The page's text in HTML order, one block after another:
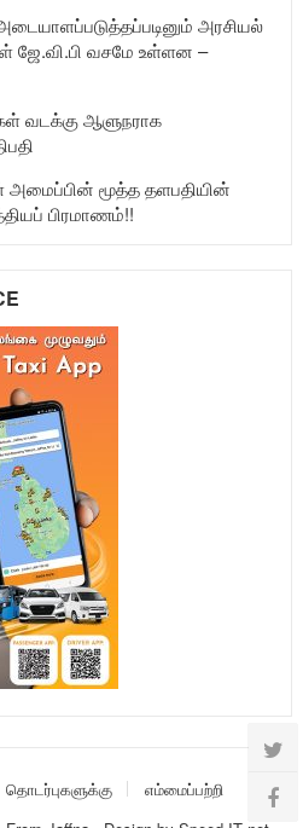
அரசியல்
ஜே.வி.பி வசமே உள்ளன –
வடக்கு ஆளுநராக
அமைப்பின் மூத்த தளபதியின்
பிரமாணம்!!
தொடர்புகளுக்கு
எம்மைப்பற்றி